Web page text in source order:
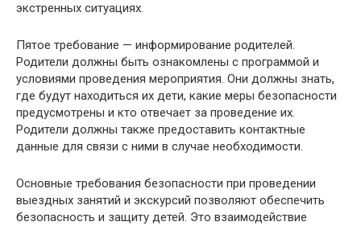
экстренных ситуациях.
Пятое требование — информирование родителей.
Родители должны быть ознакомлены с программой и
условиями проведения мероприятия. Они должны знать,
где будут находиться их дети, какие меры безопасности
предусмотрены и кто отвечает за проведение их.
Родители должны также предоставить контактные
данные для связи с ними в случае необходимости.
Основные требования безопасности при проведении
выездных занятий и экскурсий позволяют обеспечить
безопасность и защиту детей. Это взаимодействие